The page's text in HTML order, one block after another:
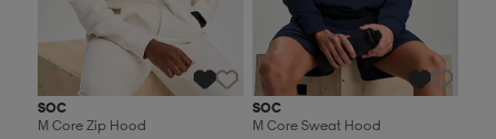
SOC
M Core Zip Hood
SOC
M Core Sweat Hood